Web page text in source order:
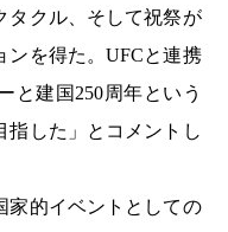
タクル、そして祝祭が
ンを得た。UFCと連携
と建国250周年という
指した」とコメントし
家的イベントとしての